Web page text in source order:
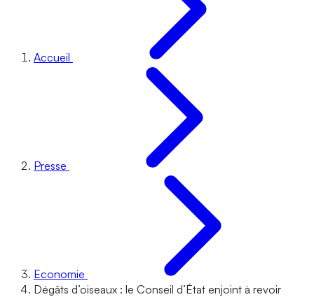
Accueil
Presse
Economie
Dégâts d’oiseaux : le Conseil d’État enjoint à revoir